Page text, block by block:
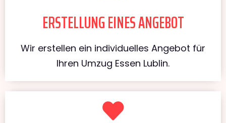
ERSTELLUNG EINES ANGEBOT
Wir erstellen ein individuelles Angebot für
Ihren Umzug Essen Lublin.